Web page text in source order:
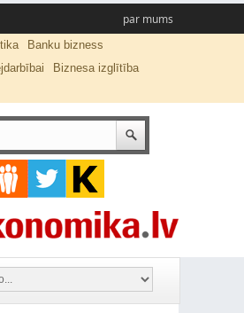
par mums
Banku bizness
Biznesa izglītība